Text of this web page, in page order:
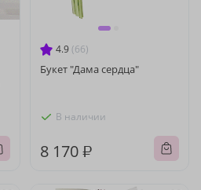
4.9 (66)
Букет "Дама сердца"
В наличии
8 170 ₽